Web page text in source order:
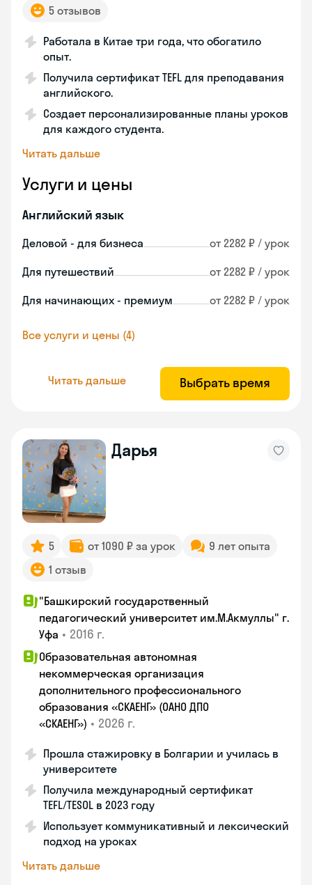
5 отзывов
Работала в Китае три года, что обогатило
опыт.
Получила сертификат TEFL для преподавания
английского.
Создает персонализированные планы уроков
для каждого студента.
Читать дальше
Услуги и цены
Английский язык
Деловой - для бизнеса от 2282 ₽ / урок
Для путешествий от 2282 ₽ / урок
Для начинающих - премиум от 2282 ₽ / урок
Все услуги и цены (4)
Читать дальше Выбрать время
Дарья
5 от 1090 ₽ за урок
9 лет опыта
1 отзыв
"Башкирский государственный
педагогический университет им.М.Акмуллы" г.
Уфа • 2016 г.
Образовательная автономная
некоммерческая организация
дополнительного профессионального
образования «СКАЕНГ» (ОАНО ДПО
«СКАЕНГ») • 2026 г.
Прошла стажировку в Болгарии и училась в
университете
Получила международный сертификат
TEFL/TESOL в 2023 году
Использует коммуникативный и лексический
подход на уроках
Читать дальше